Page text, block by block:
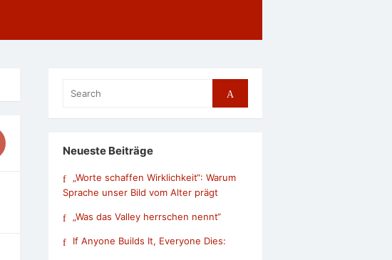
for:
Search
Neueste Beiträge
„Worte schaffen Wirklichkeit“: Warum
Sprache unser Bild vom Alter prägt
„Was das Valley herrschen nennt“
If Anyone Builds It, Everyone Dies: